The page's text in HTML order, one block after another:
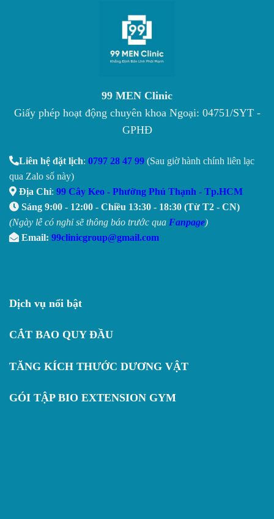
99 MEN Clinic
Giấy phép hoạt động chuyên khoa Ngoại: 04751/SYT -
GPHĐ
Liên hệ đặt lịch: 0797 28 47 99 (Sau giờ hành chính liên lạc
qua Zalo số này)
Địa Chỉ: 99 Cây Keo - Phường Phú Thạnh - Tp.HCM
Sáng 9:00 - 12:00 - Chiều 13:30 - 18:30 (Từ T2 - CN)
(Ngày lễ có nghỉ sẽ thông báo trước qua Fanpage)
Email: 99clinicgroup@gmail.com
Dịch vụ nổi bật
CẮT BAO QUY ĐẦU
TĂNG KÍCH THƯỚC DƯƠNG VẬT
GÓI TẬP BIO EXTENSION GYM